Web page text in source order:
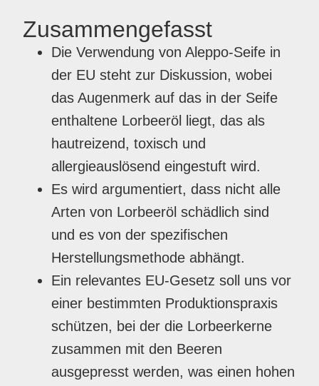
Zusammengefasst
Die Verwendung von Aleppo-Seife in
der EU steht zur Diskussion, wobei
das Augenmerk auf das in der Seife
enthaltene Lorbeeröl liegt, das als
hautreizend, toxisch und
allergieauslösend eingestuft wird.
Es wird argumentiert, dass nicht alle
Arten von Lorbeeröl schädlich sind
und es von der spezifischen
Herstellungsmethode abhängt.
Ein relevantes EU-Gesetz soll uns vor
einer bestimmten Produktionspraxis
schützen, bei der die Lorbeerkerne
zusammen mit den Beeren
ausgepresst werden, was einen hohen